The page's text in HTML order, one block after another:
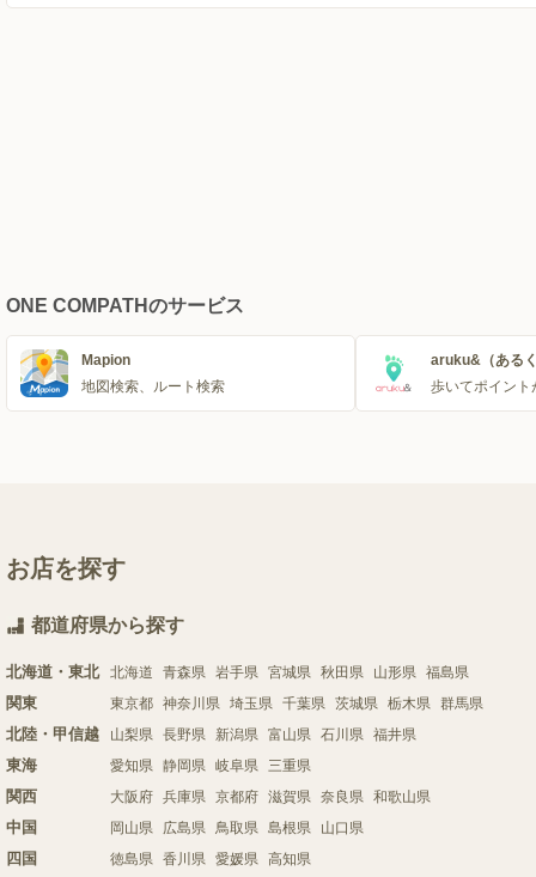
ONE COMPATHのサービス
Mapion
地図検索、ルート検索
aruku&（ある
歩いてポイント
お店を探す
都道府県から探す
北海道・東北 北海道 青森県 岩手県 宮城県 秋田県 山形県 福島県
関東 東京都 神奈川県 埼玉県 千葉県 茨城県 栃木県 群馬県
北陸・甲信越 山梨県 長野県 新潟県 富山県 石川県 福井県
東海 愛知県 静岡県 岐阜県 三重県
関西 大阪府 兵庫県 京都府 滋賀県 奈良県 和歌山県
中国 岡山県 広島県 鳥取県 島根県 山口県
四国 徳島県 香川県 愛媛県 高知県